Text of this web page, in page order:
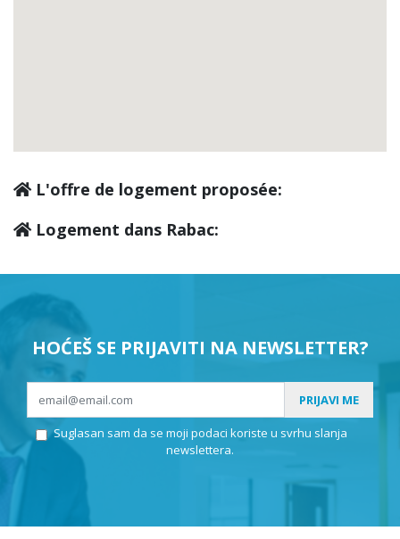
L'offre de logement proposée:
Logement dans Rabac:
HOĆEŠ SE PRIJAVITI NA NEWSLETTER?
PRIJAVI ME
Suglasan sam da se moji podaci koriste u svrhu slanja
newslettera.